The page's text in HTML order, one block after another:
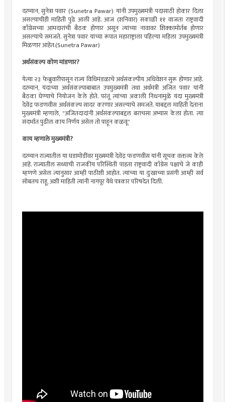
दरम्यान, सुनेत्रा पवार (Sunetra Pawar) यांनी उपमुख्यमंत्री पदासाठी होकार दिला
असल्याचीही माहिती पुढे आली आहे. आज (शनिवार) सकाळी ११ वाजता राष्ट्रवादी
काँग्रेसच्या आमदारांची बैठक होणार असून त्यांच्या नावावर शिक्कामोर्तब होणार
असल्याचे समजते. सुनेत्रा पवार यांच्या रूपात महाराष्ट्राला पहिल्या महिला उपमुख्यमंत्री
मिळणार आहेत.(Sunetra Pawar)
अर्थसंकल्प कोण मांडणार?
येत्या २३ फेब्रुवारीपासून राज्य विधिमंडळाचे अर्थसंकल्पीय अधिवेशन सुरू होणार आहे.
दरम्यान, यंदाच्या अर्थसंकल्पाबाबात उपमुख्यमंत्री तथा अर्थमंत्री अजित पवार यांनी
बैठका घेण्याचे नियोजन केले होते. परंतूं त्यांच्या अकाली निधनामुळे यंदा मुख्यमंत्री
देवेंद्र फडणवीस अर्थसंकल्प सादर करणार असल्याचे समजते. याबद्दल माहिती देताना
मुख्यमंत्री म्हणाले, "अजितदादांनी अर्थसंकल्पाबद्दल बराचसा अभ्यास केला होता. त्या
संदर्भात पुढील काय निर्णय असेल तो पाहून कळवू"
काय म्हणाले मुख्यमंत्री?
दरम्यान राज्यातील या घडामोडींवर मुख्यमंत्री देवेंद्र फडणवीस यांनी सूचक वक्तव्य केले
आहे. राज्यातील सध्याची राजकीय परिस्थिती पाहता राष्ट्रवादी काँग्रेस पक्षाचे जे काही
म्हणणे असेल त्यानुसार आम्ही पाठीशी आहोत. त्यांच्या या दुःखाच्या प्रसंगी आम्ही सर्व
सोबतच राहू, अशी माहिती त्यांनी नागपूर येथे पत्रकार परिषदेत दिली.